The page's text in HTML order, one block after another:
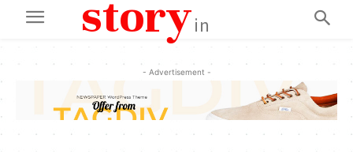
storyin
- Advertisement -